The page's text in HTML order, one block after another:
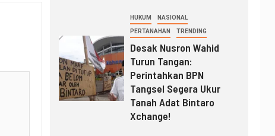
HUKUM NASIONAL
PERTANAHAN TRENDING
Desak Nusron Wahid
Turun Tangan:
Perintahkan BPN
Tangsel Segera Ukur
Tanah Adat Bintaro
Xchange!